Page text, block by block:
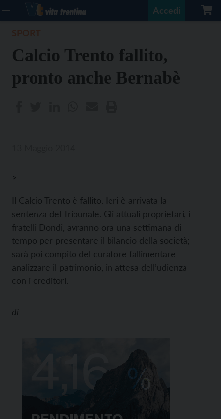
Accedi
Calcio Trento fallito,
pronto anche Bernabè
>
Il Calcio Trento è fallito. Ieri è arrivata la
sentenza del Tribunale. Gli attuali proprietari, i
fratelli Dondi, avranno ora una settimana di
tempo per presentare il bilancio della società;
sarà poi compito del curatore fallimentare
analizzare il patrimonio, in attesa dell’udienza
con i creditori.
di